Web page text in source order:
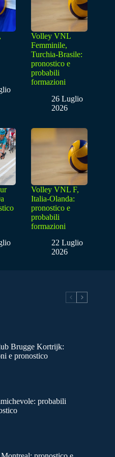
Volley VNL
Femminile,
Turchia-Brasile:
pronostico e
probabili
formazioni
26 Luglio
2026
Volley VNL F,
Italia-Olanda:
pronostico e
probabili
formazioni
22 Luglio
2026
Brugge Kortrijk:
e pronostico
probabili